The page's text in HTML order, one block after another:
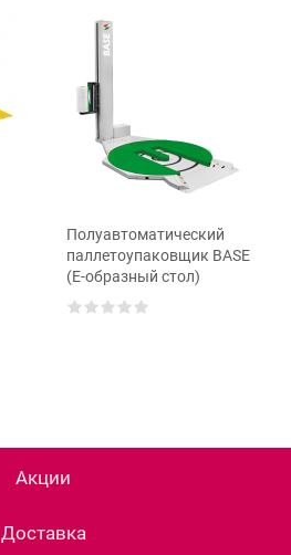
Полуавтоматический
паллетоупаковщик BASE
(E-образный стол)
Акции
Доставка